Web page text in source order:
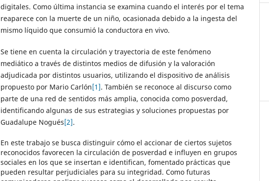
digitales. Como última instancia se examina cuando el interés por el tema
reaparece con la muerte de un niño, ocasionada debido a la ingesta del
mismo líquido que consumió la conductora en vivo.
Se tiene en cuenta la circulación y trayectoria de este fenómeno
mediático a través de distintos medios de difusión y la valoración
adjudicada por distintos usuarios, utilizando el dispositivo de análisis
propuesto por Mario Carlón[1]. También se reconoce al discurso como
parte de una red de sentidos más amplia, conocida como posverdad,
identificando algunas de sus estrategias y soluciones propuestas por
Guadalupe Nogués[2].
En este trabajo se busca distinguir cómo el accionar de ciertos sujetos
reconocidos favorecen la circulación de posverdad e influyen en grupos
sociales en los que se insertan e identifican, fomentado prácticas que
pueden resultar perjudiciales para su integridad. Como futuras